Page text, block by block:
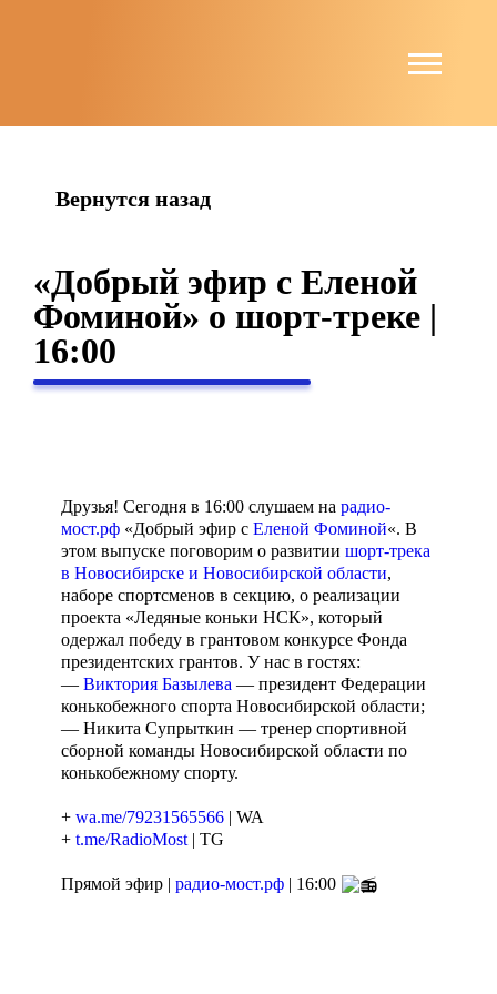
Вернутся назад
«Добрый эфир с Еленой
Фоминой» о шорт-треке |
16:00
Друзья! Сегодня в 16:00 слушаем на радио-
мост.рф «Добрый эфир с Еленой Фоминой«. В
этом выпуске поговорим о развитии шорт-трека
в Новосибирске и Новосибирской области,
наборе спортсменов в секцию, о реализации
проекта «Ледяные коньки НСК», который
одержал победу в грантовом конкурсе Фонда
президентских грантов. У нас в гостях:
— Виктория Базылева — президент Федерации
конькобежного спорта Новосибирской области;
— Никита Супрыткин — тренер спортивной
сборной команды Новосибирской области по
конькобежному спорту.
+ wa.me/79231565566 | WA
+ t.me/RadioMost | TG
Прямой эфир | радио-мост.рф | 16:00